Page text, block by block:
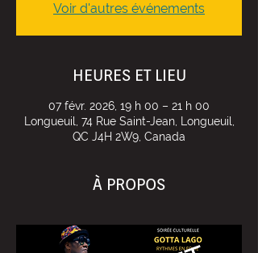
Voir d'autres événements
HEURES ET LIEU
07 févr. 2026, 19 h 00 – 21 h 00
Longueuil, 74 Rue Saint-Jean, Longueuil,
QC J4H 2W9, Canada
À PROPOS